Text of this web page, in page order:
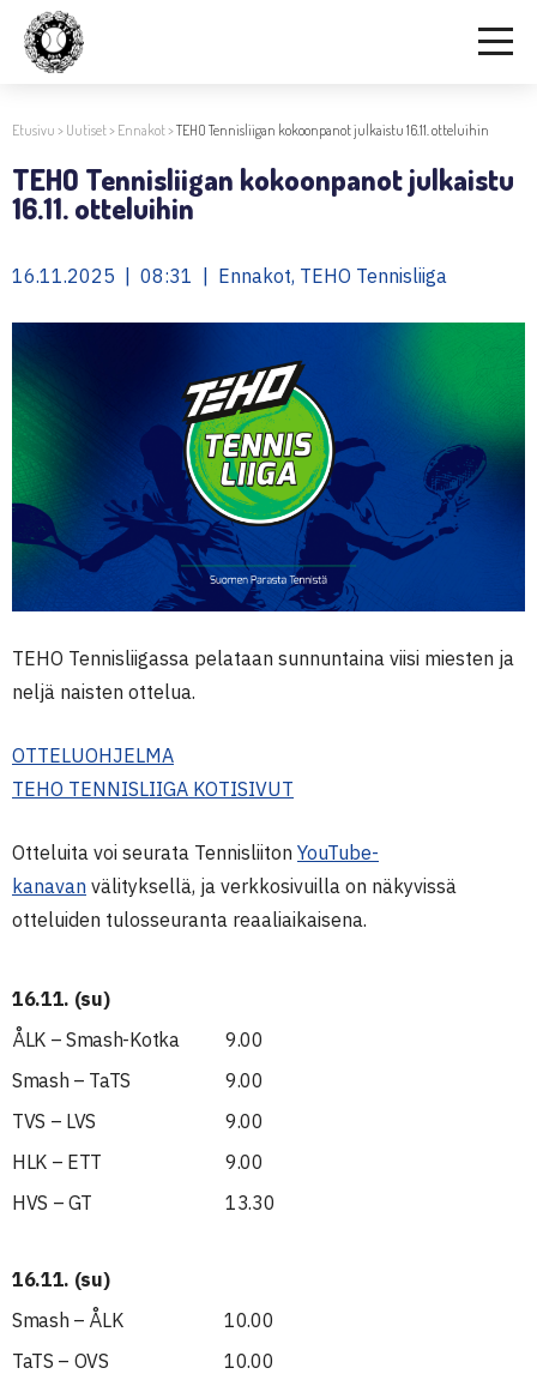
Etusivu > Uutiset> Ennakot>TEHO Tennisliigan kokoonpanot julkaistu 16.11. otteluihin
TEHO Tennisliigan kokoonpanot julkaistu
16.11. otteluihin
16.11.2025 | 08:31 | Ennakot, TEHO Tennisliiga
TEHO Tennisliigassa pelataan sunnuntaina viisi miesten ja
neljä naisten ottelua.
OTTELUOHJELMA
TEHO TENNISLIIGA KOTISIVUT
Otteluita voi seurata Tennisliiton YouTube-
kanavan välityksellä, ja verkkosivuilla on näkyvissä
otteluiden tulosseuranta reaaliaikaisena.
16.11. (su)
ÅLK – Smash-Kotka
9.00
Smash – TaTS
9.00
TVS – LVS
9.00
HLK – ETT
9.00
HVS – GT
13.30
16.11. (su)
Smash – ÅLK
10.00
TaTS – OVS
10.00